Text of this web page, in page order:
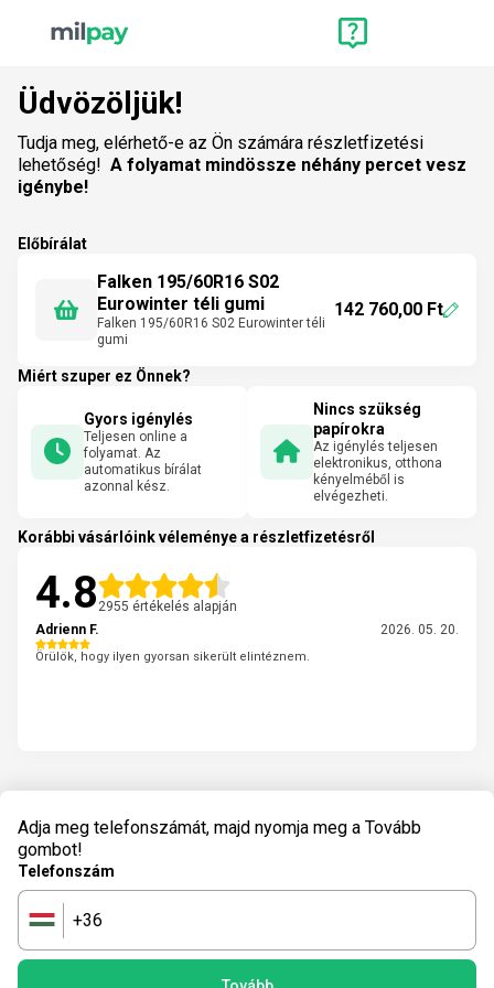
Üdvözöljük!
Tudja meg, elérhető-e az Ön számára részletfizetési
lehetőség! A folyamat mindössze néhány percet vesz
igénybe!
Előbírálat
Falken 195/60R16 S02
Eurowinter téli gumi
Falken 195/60R16 S02 Eurowinter téli
gumi
142 760,00 Ft
Miért szuper ez Önnek?
Gyors igénylés
Teljesen online a
folyamat. Az
automatikus bírálat
azonnal kész.
Nincs szükség
papírokra
Az igénylés teljesen
elektronikus, otthona
kényelméből is
elvégezheti.
Korábbi vásárlóink véleménye a részletfizetésről
4.8 2955 értékelés alapján
Adrienn F.
2026. 05. 20.
Örülök, hogy ilyen gyorsan sikerült elintéznem.
Adja meg telefonszámát, majd nyomja meg a Tovább
gombot!
Telefonszám
🇭🇺 +36